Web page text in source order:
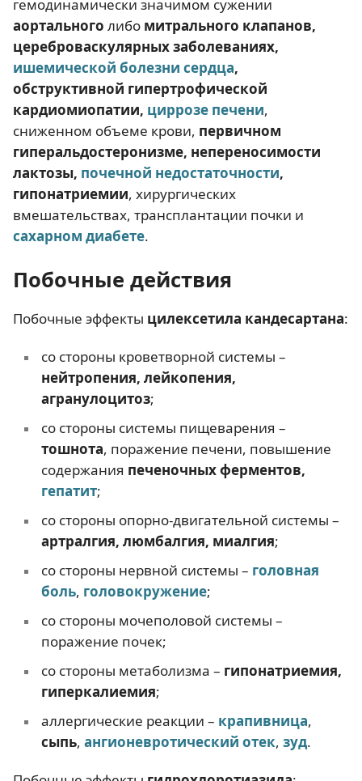
гемодинамически значимом сужении
аортального либо митрального клапанов,
цереброваскулярных заболеваниях,
ишемической болезни сердца,
обструктивной гипертрофической
кардиомиопатии, циррозе печени,
сниженном объеме крови, первичном
гиперальдостеронизме, непереносимости
лактозы, почечной недостаточности,
гипонатриемии, хирургических
вмешательствах, трансплантации почки и
сахарном диабете.
Побочные действия
Побочные эффекты цилексетила кандесартана:
со стороны кроветворной системы –
нейтропения, лейкопения,
агранулоцитоз;
со стороны системы пищеварения –
тошнота, поражение печени, повышение
содержания печеночных ферментов,
гепатит;
со стороны опорно-двигательной системы –
артралгия, люмбалгия, миалгия;
со стороны нервной системы – головная
боль, головокружение;
со стороны мочеполовой системы –
поражение почек;
со стороны метаболизма – гипонатриемия,
гиперкалиемия;
аллергические реакции – крапивница,
сыпь, ангионевротический отек, зуд.